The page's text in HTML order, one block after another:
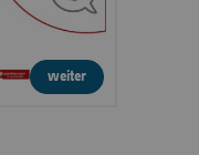
weiter